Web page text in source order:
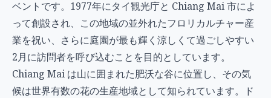
ベントです。1977年にタイ観光庁と Chiang Mai 市によ
って創設され、この地域の並外れたフロリカルチャー産
業を祝い、さらに庭園が最も輝く涼しくて過ごしやすい
2月に訪問者を呼び込むことを目的としています。
Chiang Mai は山に囲まれた肥沃な谷に位置し、その気
候は世界有数の花の生産地域として知られています。ド